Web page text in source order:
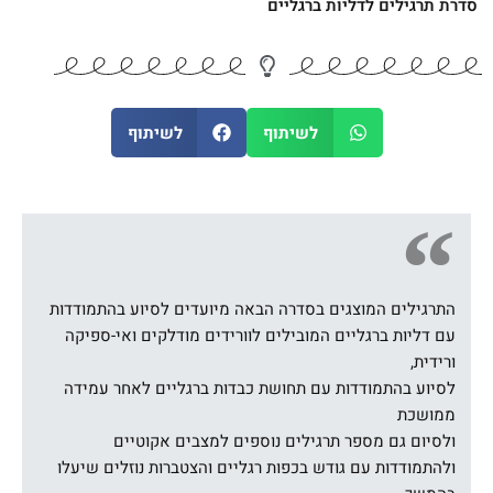
סדרת תרגילים לדליות ברגליים
לשיתוף לשיתוף
התרגילים המוצגים בסדרה הבאה מיועדים לסיוע בהתמודדות
עם דליות ברגליים המובילים לוורידים מודלקים ואי-ספיקה
ורידית,
לסיוע בהתמודדות עם תחושת כבדות ברגליים לאחר עמידה
ממושכת
ולסיום גם מספר תרגילים נוספים למצבים אקוטיים
ולהתמודדות עם גודש בכפות רגליים והצטברות נוזלים שיעלו